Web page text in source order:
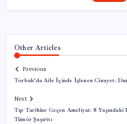
Other Articles
Previous
Torbalı’da Aile İçinde İşlenen Cinayet:
Next
Tıp Tarihine Geçen Ameliyat: 8 Yaşındaki
Tümör Şaşırttı